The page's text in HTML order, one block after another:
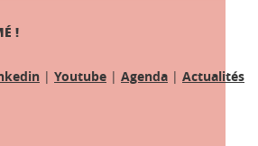
!
| Youtube | Agenda | Actualités